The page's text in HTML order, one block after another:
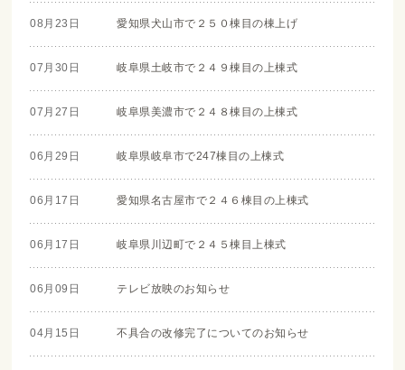
08月23日 愛知県犬山市で２５０棟目の棟上げ
07月30日 岐阜県土岐市で２４９棟目の上棟式
07月27日 岐阜県美濃市で２４８棟目の上棟式
06月29日 岐阜県岐阜市で247棟目の上棟式
06月17日 愛知県名古屋市で２４６棟目の上棟式
06月17日 岐阜県川辺町で２４５棟目上棟式
06月09日 テレビ放映のお知らせ
04月15日 不具合の改修完了についてのお知らせ